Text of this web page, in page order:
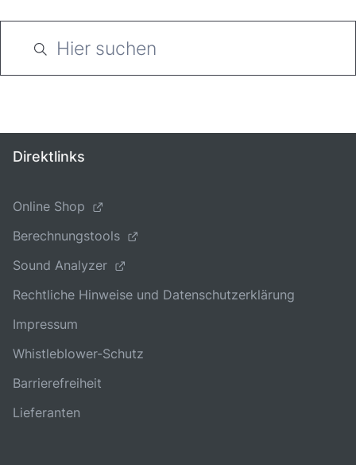
Direktlinks
Online Shop
Berechnungstools
Sound Analyzer
Rechtliche Hinweise und Datenschutzerklärung
Impressum
Whistleblower-Schutz
Barrierefreiheit
Lieferanten